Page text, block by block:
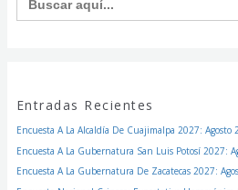
Entradas Recientes
Encuesta A La Alcaldía De Cuajimalpa 2027: Agosto
Encuesta A La Gubernatura San Luis Potosí 2027:
Encuesta A La Gubernatura De Zacatecas 2027: